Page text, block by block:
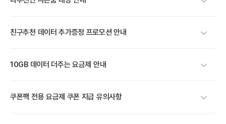
친구추천 데이터 추가증정 프로모션 안내
10GB 데이터 더주는 요금제 안내
쿠폰팩 전용 요금제 쿠폰 지급 유의사항